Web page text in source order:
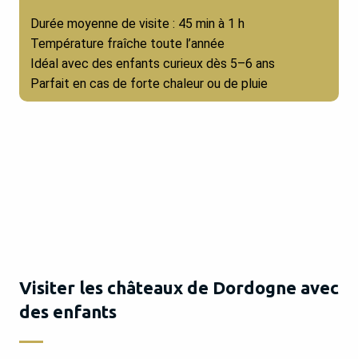
Durée moyenne de visite : 45 min à 1 h
Température fraîche toute l’année
Idéal avec des enfants curieux dès 5–6 ans
Parfait en cas de forte chaleur ou de pluie
Visiter les châteaux de Dordogne avec
des enfants